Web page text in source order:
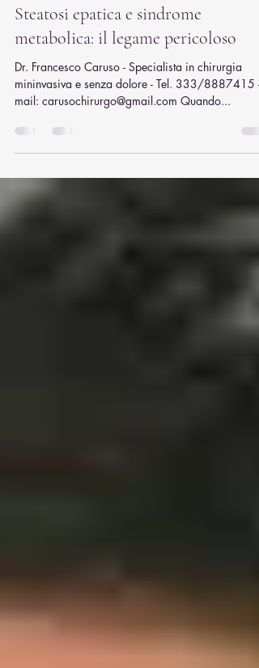
Francesco Caruso
Tempo di lettura: 3 min
Steatosi epatica e sindrome
metabolica: il legame pericoloso
Dr. Francesco Caruso - Specialista in chirurgia
mininvasiva e senza dolore - Tel. 333/8887415 -